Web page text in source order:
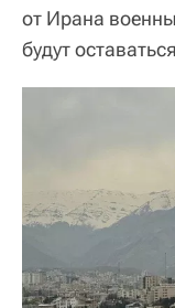
от Ирана
будут